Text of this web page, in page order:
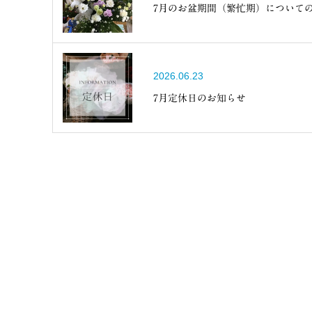
7月のお盆期間（繁忙期）について
2026.06.23
7月定休日のお知らせ